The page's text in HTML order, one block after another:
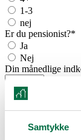
Samtykke
1-3
nej
Er du pensionist?*
Ja
Nej
Din månedlige
Din boligstøtte
ca.
kr.
Denne udregning er